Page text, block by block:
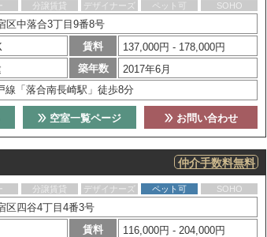
分譲賃貸 デザイナーズ ペット可 SOHO
区中落合3丁目9番8号
賃料
137,000円 - 178,000円
築年数
2017年6月
線「落合南長崎駅」徒歩8分
お問い合わせ
空室一覧ページ
仲介手数料無料
分譲賃貸 デザイナーズ ペット可 SOHO
区四谷4丁目4番3号
賃料
116,000円 - 204,000円